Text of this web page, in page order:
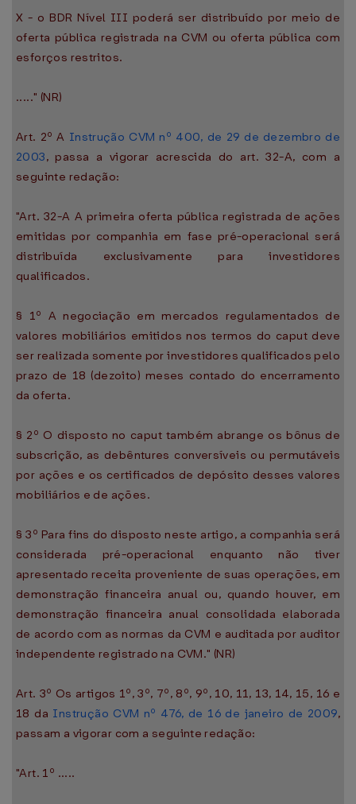
X - o BDR Nível III poderá ser distribuído por meio de
oferta pública registrada na CVM ou oferta pública com
esforços restritos.
....." (NR)
Art. 2º A Instrução CVM nº 400, de 29 de dezembro de
2003, passa a vigorar acrescida do art. 32-A, com a
seguinte redação:
"Art. 32-A A primeira oferta pública registrada de ações
emitidas por companhia em fase pré-operacional será
distribuída exclusivamente para investidores
qualificados.
§ 1º A negociação em mercados regulamentados de
valores mobiliários emitidos nos termos do caput deve
ser realizada somente por investidores qualificados pelo
prazo de 18 (dezoito) meses contado do encerramento
da oferta.
§ 2º O disposto no caput também abrange os bônus de
subscrição, as debêntures conversíveis ou permutáveis
por ações e os certificados de depósito desses valores
mobiliários e de ações.
§ 3º Para fins do disposto neste artigo, a companhia será
considerada pré-operacional enquanto não tiver
apresentado receita proveniente de suas operações, em
demonstração financeira anual ou, quando houver, em
demonstração financeira anual consolidada elaborada
de acordo com as normas da CVM e auditada por auditor
independente registrado na CVM." (NR)
Art. 3º Os artigos 1º, 3º, 7º, 8º, 9º, 10, 11, 13, 14, 15, 16 e
18 da Instrução CVM nº 476, de 16 de janeiro de 2009,
passam a vigorar com a seguinte redação:
"Art. 1º .....